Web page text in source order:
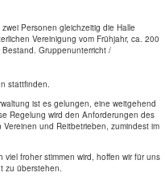
Personen gleichzeitig die Halle
Vereinigung vom Frühjahr, ca. 200
Gruppenunterricht /
stattfinden.
ist es gelungen, eine weitgehend
Regelung wird den Anforderungen des
und Reitbetrieben, zumindest im
froher stimmen wird, hoffen wir für uns
zu überstehen.